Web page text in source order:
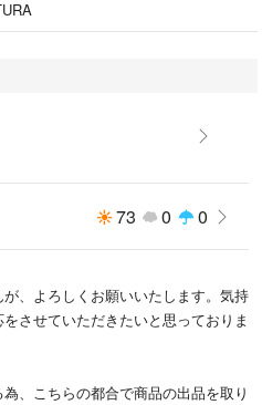
73 0 0
、よろしくお願いいたします。気持
させていただきたいと思っておりま
、こちらの都合で商品の出品を取り